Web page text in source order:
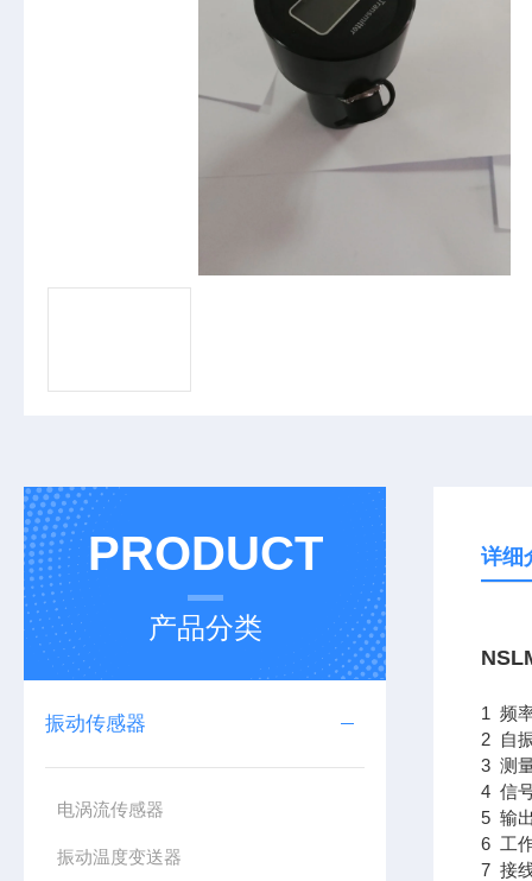
PRODUCT
产品分类
振动传感器
电涡流传感器
振动温度变送器
详细
1 频
2 自
3 测
4 信
5 输
6 工
7 接